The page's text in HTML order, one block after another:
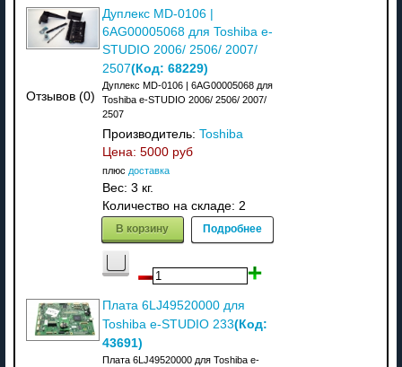
Отзывов (0)
Дуплекс MD-0106 |
6AG00005068 для Toshiba e-
STUDIO 2006/ 2506/ 2007/
2507(Код: 68229)
Дуплекс MD-0106 | 6AG00005068 для
Toshiba e-STUDIO 2006/ 2506/ 2007/
2507
Производитель: Toshiba
Цена: 5000 руб
плюс доставка
Вес: 3 кг.
Количество на складе: 2
В корзину Подробнее
Плата 6LJ49520000 для
Toshiba e-STUDIO 233(Код:
43691)
Плата 6LJ49520000 для Toshiba e-